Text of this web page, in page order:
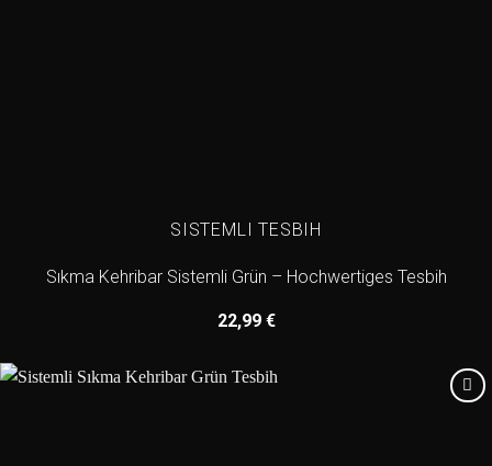
SISTEMLI TESBIH
Sıkma Kehribar Sistemli Grün – Hochwertiges Tesbih
22,99 €